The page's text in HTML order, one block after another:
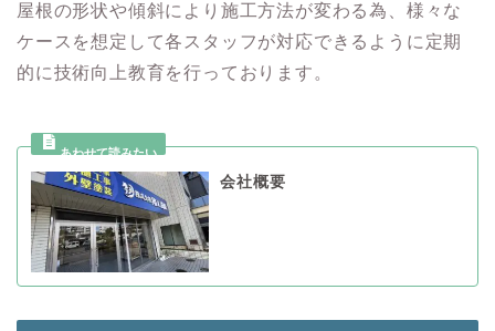
屋根の形状や傾斜により施工方法が変わる為、様々な
ケースを想定して各スタッフが対応できるように定期
的に技術向上教育を行っております。
会社概要